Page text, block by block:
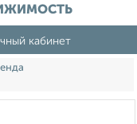
кабинет